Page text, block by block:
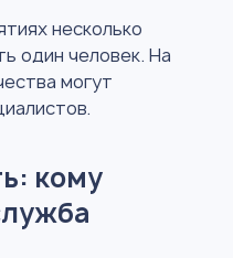
несколько
один человек. На
могут
кому